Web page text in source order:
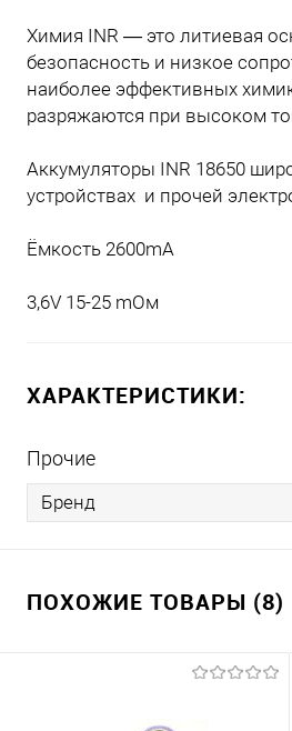
Химия INR — это литиевая
безопасность и низкое
наиболее эффективных
разряжаются при высоком
Аккумуляторы INR 18650
устройствах и прочей
Ёмкость 2600mA
3,6V 15-25 mОм
ХАРАКТЕРИСТИКИ:
Прочие
Бренд
ПОХОЖИЕ ТОВАРЫ (8)